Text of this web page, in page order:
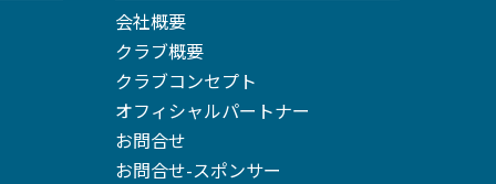
会社概要
クラブ概要
クラブコンセプト
オフィシャルパートナー
お問合せ
お問合せ-スポンサー